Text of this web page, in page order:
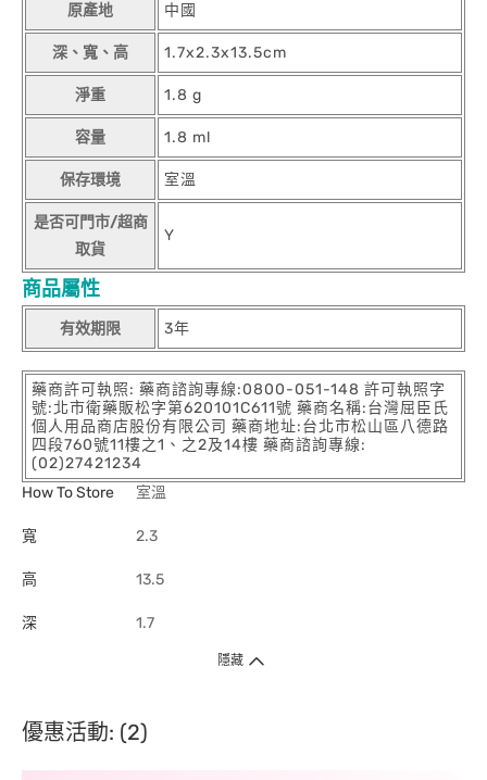
原產地 中國
深、寬、高 1.7x2.3x13.5cm
淨重 1.8 g
容量 1.8 ml
保存環境 室溫
是否可門市/超商
取貨
Y
商品屬性
有效期限 3年
藥商許可執照: 藥商諮詢專線:0800-051-148 許可執照字
號:北市衛藥販松字第620101C611號 藥商名稱:台灣屈臣氏
個人用品商店股份有限公司 藥商地址:台北市松山區八德路
四段760號11樓之1、之2及14樓 藥商諮詢專線:
(02)27421234
How To Store
室溫
寬 2.3
高 13.5
深 1.7
隱藏
優惠活動: (2)